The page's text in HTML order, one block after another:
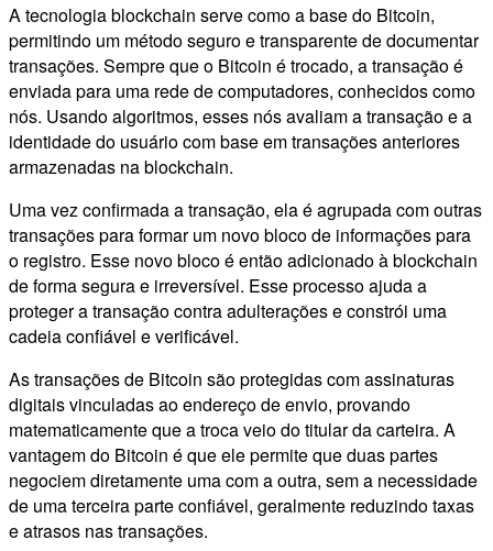
A tecnologia blockchain serve como a base do Bitcoin,
permitindo um método seguro e transparente de documentar
transações. Sempre que o Bitcoin é trocado, a transação é
enviada para uma rede de computadores, conhecidos como
nós. Usando algoritmos, esses nós avaliam a transação e a
identidade do usuário com base em transações anteriores
armazenadas na blockchain.
Uma vez confirmada a transação, ela é agrupada com outras
transações para formar um novo bloco de informações para
o registro. Esse novo bloco é então adicionado à blockchain
de forma segura e irreversível. Esse processo ajuda a
proteger a transação contra adulterações e constrói uma
cadeia confiável e verificável.
As transações de Bitcoin são protegidas com assinaturas
digitais vinculadas ao endereço de envio, provando
matematicamente que a troca veio do titular da carteira. A
vantagem do Bitcoin é que ele permite que duas partes
negociem diretamente uma com a outra, sem a necessidade
de uma terceira parte confiável, geralmente reduzindo taxas
e atrasos nas transações.